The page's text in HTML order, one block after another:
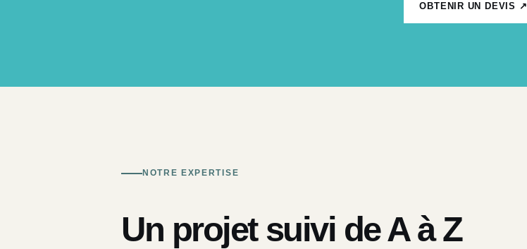
OBTENIR UN DEVIS ↗
NOTRE EXPERTISE
Un projet suivi de A à Z